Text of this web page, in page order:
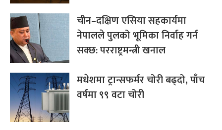
चीन–दक्षिण एसिया सहकार्यमा
नेपालले पुलको भूमिका निर्वाह गर्न
सक्छ: परराष्ट्रमन्त्री खनाल
मधेशमा ट्रान्सफर्मर चोरी बढ्दो, पाँच
वर्षमा ९९ वटा चोरी